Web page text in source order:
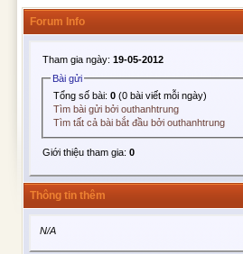
Forum Info
Tham gia ngày: 19-05-2012
Bài gửi
Tổng số bài:0 (0 bài viết mỗi ngày)
Tìm bài gửi bởi outhanhtrung
Tìm tất cả bài bắt đầu bởi outhanhtrung
Giới thiệu tham gia: 0
Thông tin thêm
N/A